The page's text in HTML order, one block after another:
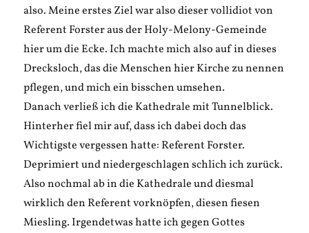
also. Meine erstes Ziel war also dieser vollidiot von
Referent Forster aus der Holy-Melony-Gemeinde
hier um die Ecke. Ich machte mich also auf in dieses
Drecksloch, das die Menschen hier Kirche zu nennen
pflegen, und mich ein bisschen umsehen.
Danach verließ ich die Kathedrale mit Tunnelblick.
Hinterher fiel mir auf, dass ich dabei doch das
Wichtigste vergessen hatte: Referent Forster.
Deprimiert und niedergeschlagen schlich ich zurück.
Also nochmal ab in die Kathedrale und diesmal
wirklich den Referent vorknöpfen, diesen fiesen
Miesling. Irgendetwas hatte ich gegen Gottes